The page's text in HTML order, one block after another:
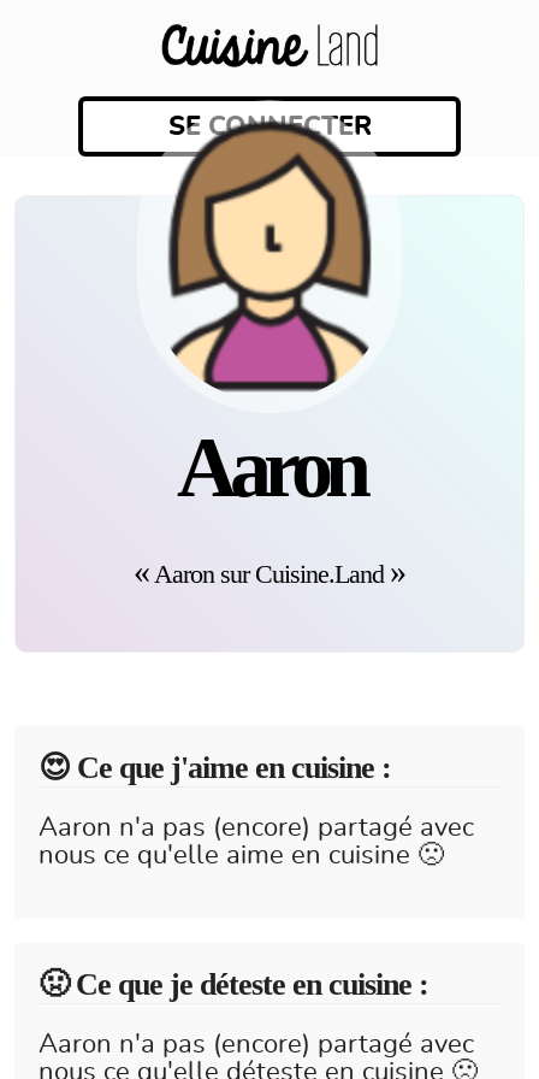
SE CONNECTER
Aaron
Aaron sur Cuisine.Land
😍️ Ce que j'aime en cuisine :
Aaron n'a pas (encore) partagé avec
nous ce qu'elle aime en cuisine 🙁
🤢 Ce que je déteste en cuisine :
Aaron n'a pas (encore) partagé avec
nous ce qu'elle déteste en cuisine 🙁